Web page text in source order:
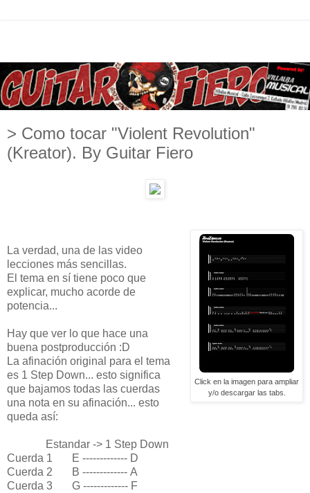
> Como tocar "Violent Revolution"
(Kreator). By Guitar Fiero
Click en la imagen para ampliar
y/o descargar las tabs.
La verdad, una de las video
lecciones más sencillas.
El tema en sí tiene poco que
explicar, mucho acorde de
potencia...
Hay que ver lo que hace una
buena postproducción :D
La afinación original para el tema
es 1 Step Down... esto significa
que bajamos todas las cuerdas
una nota en su afinación... esto
queda así:
Estandar -> 1 Step Down
Cuerda 1 E ------------- D
Cuerda 2 B ------------- A
Cuerda 3 G ------------- F